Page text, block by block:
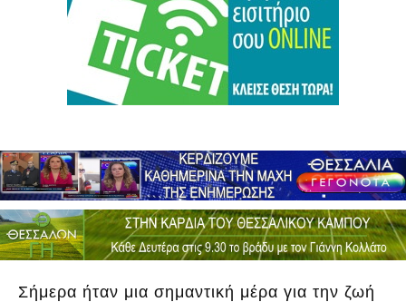
Σήμερα ήταν μια σημαντική μέρα για την ζωή